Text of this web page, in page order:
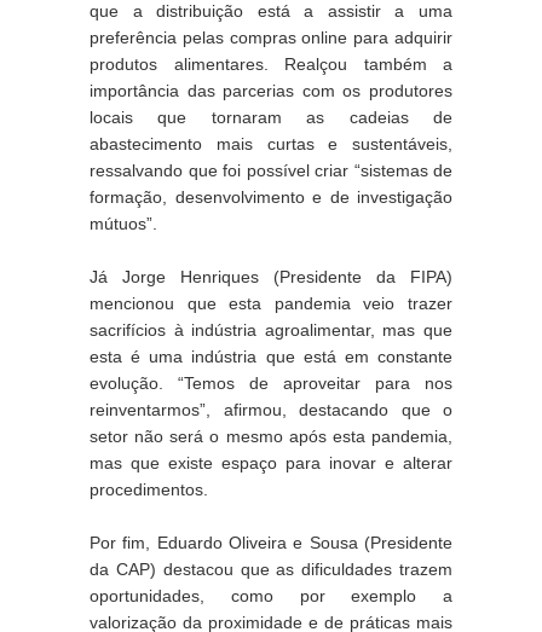
que a distribuição está a assistir a uma
preferência pelas compras online para adquirir
produtos alimentares. Realçou também a
importância das parcerias com os produtores
locais que tornaram as cadeias de
abastecimento mais curtas e sustentáveis,
ressalvando que foi possível criar “sistemas de
formação, desenvolvimento e de investigação
mútuos”.
Já Jorge Henriques (Presidente da FIPA)
mencionou que esta pandemia veio trazer
sacrifícios à indústria agroalimentar, mas que
esta é uma indústria que está em constante
evolução. “Temos de aproveitar para nos
reinventarmos”, afirmou, destacando que o
setor não será o mesmo após esta pandemia,
mas que existe espaço para inovar e alterar
procedimentos.
Por fim, Eduardo Oliveira e Sousa (Presidente
da CAP) destacou que as dificuldades trazem
oportunidades, como por exemplo a
valorização da proximidade e de práticas mais